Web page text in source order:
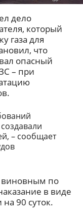
дело
который
газа для
что
опасный
– при
– сообщает
виновным по
в виде
90 суток.